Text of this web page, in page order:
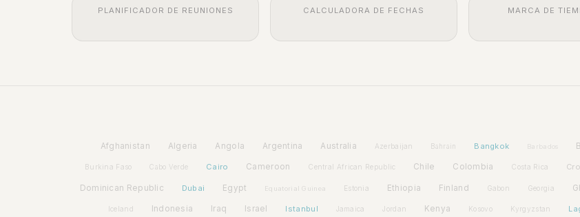
PLANIFICADOR DE REUNIONES CALCULADORA DE FECHAS MARCA DE
Afghanistan Algeria Angola Argentina Australia Azerbaijan Bahrain Bangkok Barbados
Burkina Faso Cabo Verde Cairo Cameroon Central African Republic Chile Colombia Costa Rica
Dominican Republic Dubai Egypt Equatorial Guinea Estonia Ethiopia Finland Gabon Georgia
Iceland Indonesia Iraq Israel Istanbul Jamaica Jordan Kenya Kosovo Kyrgyzstan